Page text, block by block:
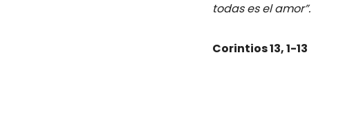
todas es el amor”.
Corintios13, 1-13